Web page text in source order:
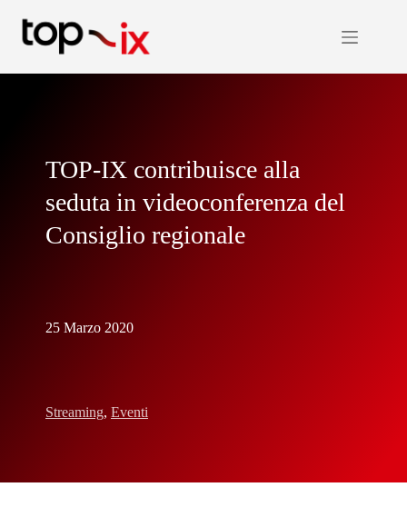
contenuto
TOP-IX contribuisce alla
seduta in videoconferenza del
Consiglio regionale
25 Marzo 2020
Streaming, Eventi